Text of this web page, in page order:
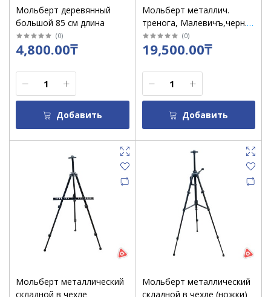
Мольберт деревянный
большой 85 см длина
(0)
4,800.00₸
Добавить
Мольберт металлич.
тренога, Малевичъ,черн.
МЛ-02
(0)
19,500.00₸
Добавить
Мольберт металлический
складной в чехле
Мольберт металлический
складной в чехле (ножки)